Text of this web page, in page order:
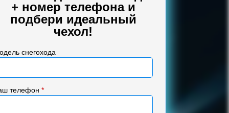
+ номер телефона и
подбери идеальный
чехол!
снегохода
телефон *